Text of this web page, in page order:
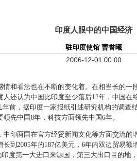
印度人眼中的中国经济
驻印度使馆 曹誉曦
2006-12-01 00:00
看法也在不断的变化着。在相当长的一
还认为中国比印度至少落后12年，中国
前，据印度一家报纸引述研究机构的调查
先中国8年，科技方面领先中国6年。
两国在官方经贸新闻文化等方面交流的
到2005年的187亿美元，6年内双边贸易额
度第一大进口来源国，第三大出口目的地